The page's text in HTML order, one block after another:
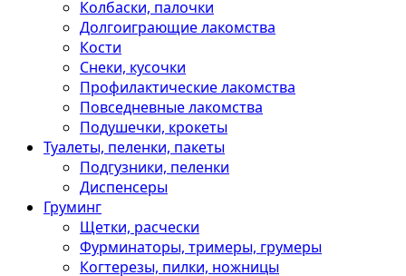
Колбаски, палочки
Долгоиграющие лакомства
Кости
Снеки, кусочки
Профилактические лакомства
Повседневные лакомства
Подушечки, крокеты
Туалеты, пеленки, пакеты
Подгузники, пеленки
Диспенсеры
Груминг
Щетки, расчески
Фурминаторы, тримеры, грумеры
Когтерезы, пилки, ножницы